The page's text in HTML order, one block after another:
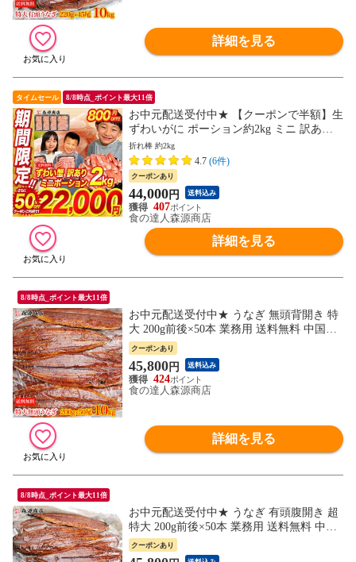
詳細を見る
タイムセール 8/8時点_ポイント最大11倍
お中元配送受付中★ 【クーポンで半額】生
ずわいがに ポーション約2kg ミニ 訳あり
かに カニ 蟹 送料無料 お取り寄せグルメ
食品 ギフト 海鮮 衝撃価格【通常44800円
→44000円セール】
折れ棒 約2kg
4.7 (6件)
クーポンあり
44,000円 送料込み
407
食の達人森源商店
詳細を見る
8/8時点_ポイント最大11倍
お中元配送受付中★ うなぎ 無頭背開き 特
大 200g前後×50本 業務用 送料無料 中国産
お取り寄せグルメ 食品 海鮮 お祝い 土用丑
クーポンあり
45,800円 送料込み
424
食の達人森源商店
詳細を見る
8/8時点_ポイント最大11倍
お中元配送受付中★ うなぎ 有頭腹開き 超
特大 200g前後×50本 業務用 送料無料 中国
産お取り寄せグルメ 食品 海鮮 お祝い 土用
丑
クーポンあり